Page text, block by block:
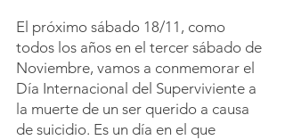
El próximo sábado 18/11, como
todos los años en el tercer sábado de
Noviembre, vamos a conmemorar el
Día Internacional del Superviviente a
la muerte de un ser querido a causa
de suicidio. Es un día en el que